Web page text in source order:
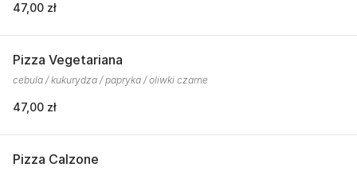
47,00 zł
Pizza Vegetariana
cebula / kukurydza / papryka / oliwki czarne
47,00 zł
Pizza Calzone